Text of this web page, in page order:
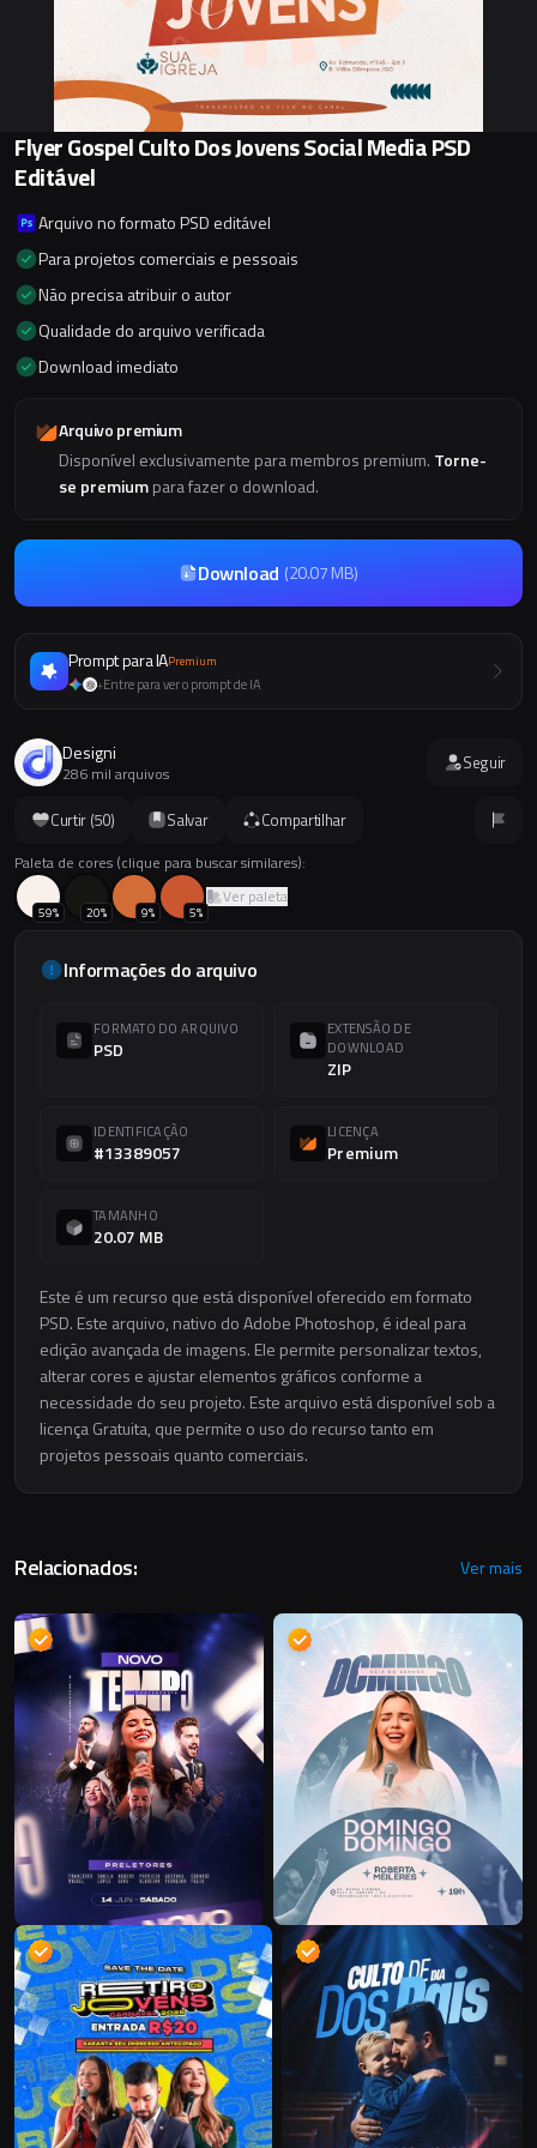
Curtir (50) Salvar Compartilhar
Paleta de cores (clique para buscar similares):
59% 20% 9% 5%
Ver paleta
Informações do arquivo
FORMATO DO ARQUIVO
PSD
EXTENSÃO DE
DOWNLOAD
ZIP
IDENTIFICAÇÃO
#13389057
LICENÇA
Premium
TAMANHO
20.07 MB
Este é um recurso que está disponível oferecido em formato
PSD. Este arquivo, nativo do Adobe Photoshop, é ideal para
edição avançada de imagens. Ele permite personalizar textos,
alterar cores e ajustar elementos gráficos conforme a
necessidade do seu projeto. Este arquivo está disponível sob a
licença Gratuita, que permite o uso do recurso tanto em
projetos pessoais quanto comerciais.
Flyer Gospel Culto Dos Jovens Social Media PSD
Editável
Arquivo no formato PSD editável
Para projetos comerciais e pessoais
Não precisa atribuir o autor
Qualidade do arquivo verificada
Download imediato
Arquivo premium
Disponível exclusivamente para membros premium. Torne-
se premiumpara fazer o download.
Download (20.07 MB)
Prompt para IAPremium
+Entre para ver o prompt de IA
Designi
286 mil arquivos Seguir
Relacionados: Ver mais